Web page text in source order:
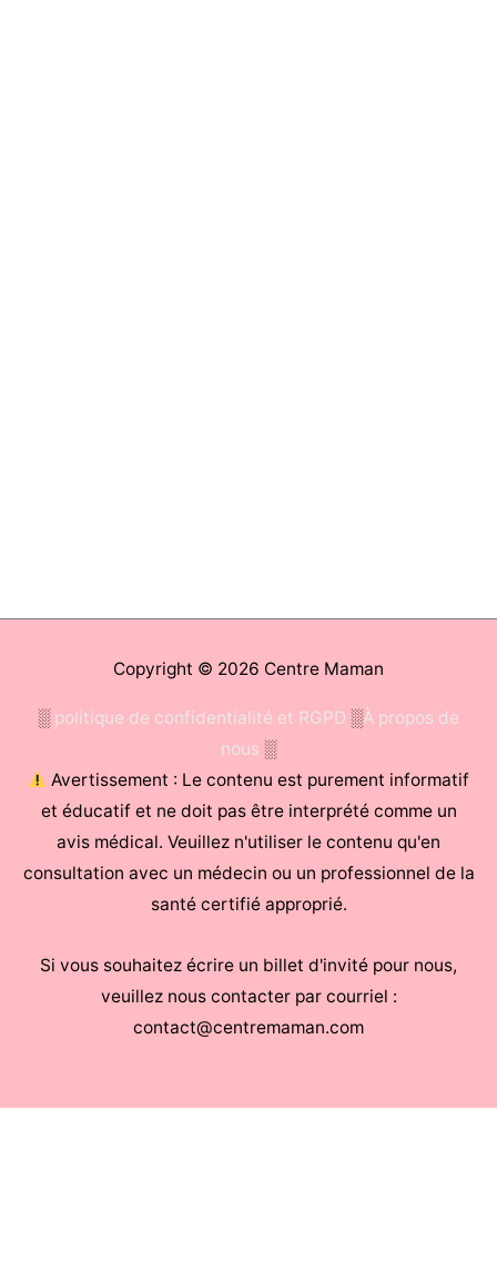
Copyright © 2026 Centre Maman
░ politique de confidentialité et RGPD ░À propos de
nous ░
Avertissement : Le contenu est purement informatif
et éducatif et ne doit pas être interprété comme un
avis médical. Veuillez n'utiliser le contenu qu'en
consultation avec un médecin ou un professionnel de la
santé certifié approprié.
Si vous souhaitez écrire un billet d'invité pour nous,
veuillez nous contacter par courriel :
contact@centremaman.com